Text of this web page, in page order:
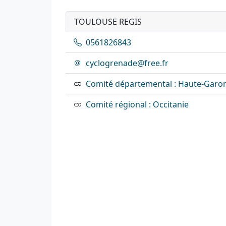
TOULOUSE REGIS
0561826843
cyclogrenade@free.fr
Comité départemental : Haute-
Comité régional : Occitanie